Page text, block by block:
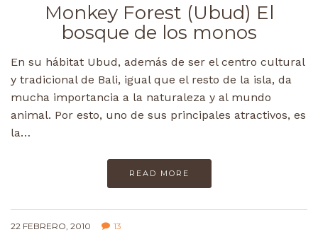
Monkey Forest (Ubud) El
bosque de los monos
En su hábitat Ubud, además de ser el centro cultural
y tradicional de Bali, igual que el resto de la isla, da
mucha importancia a la naturaleza y al mundo
animal. Por esto, uno de sus principales atractivos, es
la…
READ MORE
22 FEBRERO, 2010 13